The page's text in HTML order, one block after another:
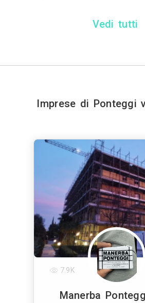
Vedi tutti
Imprese di Ponteggi
Manerba
7.9K